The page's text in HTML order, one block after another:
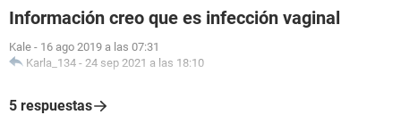
Información creo que es infección vaginal
Kale - 16 ago 2019 a las 07:31
Karla_134 - 24 sep 2021 a las 18:10
5 respuestas